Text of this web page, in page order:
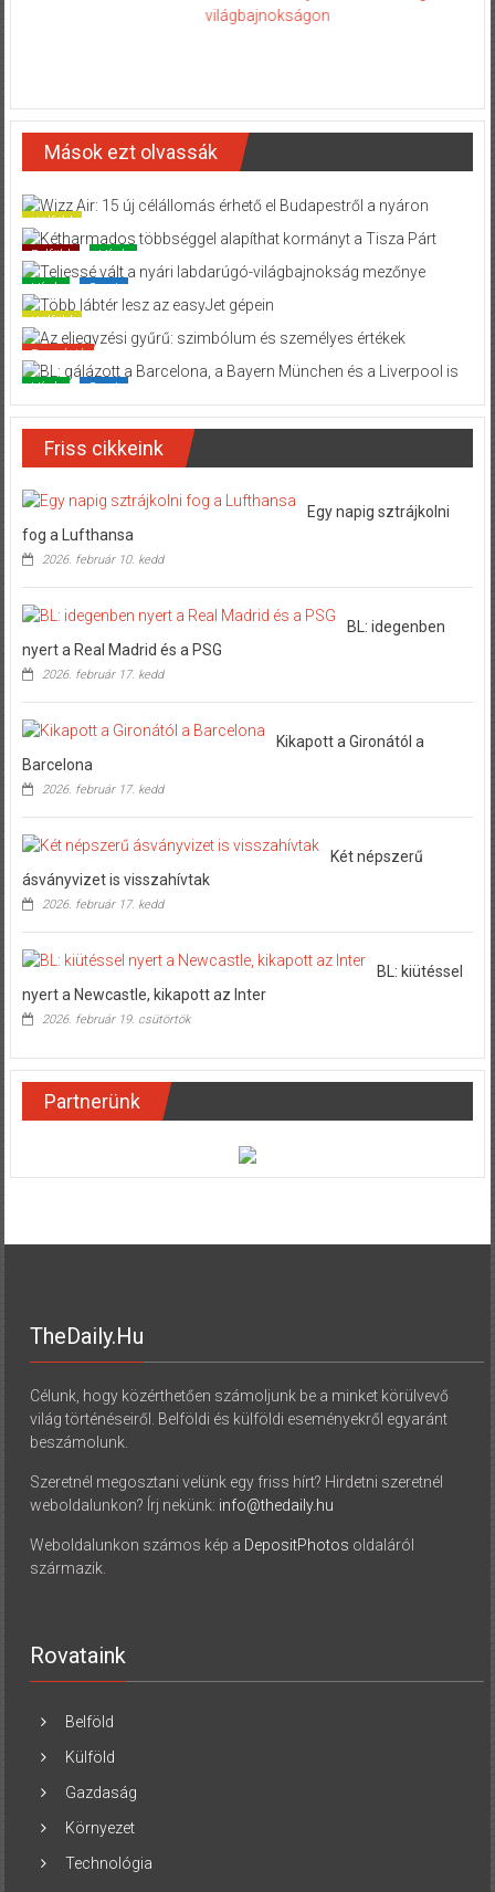
Mások ezt olvassák
Külföld
Belföld Hírek
Hírek Sport
Külföld
Promóció
Hírek Sport
Friss cikkeink
Egy napig sztrájkolni
fog a Lufthansa
2026. február 10. kedd
BL: idegenben
nyert a Real Madrid és a PSG
2026. február 17. kedd
Kikapott a Gironától a
Barcelona
2026. február 17. kedd
Két népszerű
ásványvizet is visszahívtak
2026. február 17. kedd
BL: kiütéssel
nyert a Newcastle, kikapott az Inter
2026. február 19. csütörtök
Partnerünk
TheDaily.hu
Célunk, hogy közérthetően számoljunk be a minket körülvevő
világ történéseiről. Belföldi és külföldi eseményekről egyaránt
beszámolunk.
Szeretnél megosztani velünk egy friss hírt? Hirdetni szeretnél
weboldalunkon? Írj nekünk: info@thedaily.hu
Weboldalunkon számos kép a DepositPhotos oldaláról
származik.
Rovataink
Belföld
Külföld
Gazdaság
Környezet
Technológia